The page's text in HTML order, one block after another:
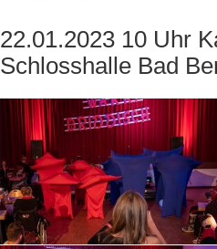
22.01.2023 10 Uhr
Schlosshalle Bad